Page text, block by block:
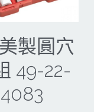
製圓穴
49-22-
4083